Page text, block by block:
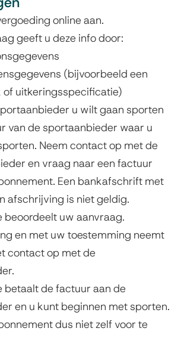
online aan.
geeft u deze info door:
(bijvoorbeeld een
of uitkeringsspecificatie)
u wilt gaan sporten
van de sportaanbieder waar u
Neem contact op met de
en vraag naar een factuur
Een bankafschrift met
afschrijving is niet geldig.
beoordeelt uw aanvraag.
en met uw toestemming neemt
contact op met de
betaalt de factuur aan de
en u kunt beginnen met sporten.
dus niet zelf voor te